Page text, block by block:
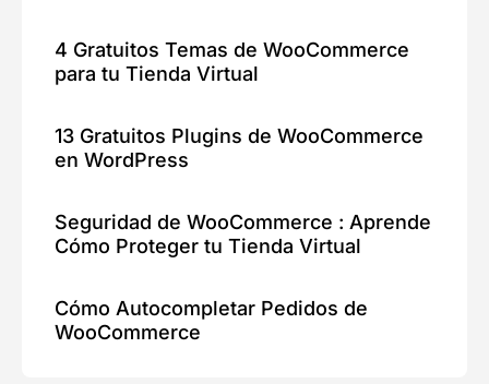
4 Gratuitos Temas de WooCommerce
para tu Tienda Virtual
13 Gratuitos Plugins de WooCommerce
en WordPress
Seguridad de WooCommerce : Aprende
Cómo Proteger tu Tienda Virtual
Cómo Autocompletar Pedidos de
WooCommerce